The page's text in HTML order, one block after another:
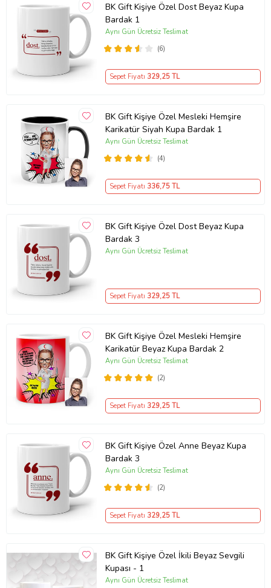
BK Gift Kişiye Özel Dost Beyaz Kupa
Bardak 1
(6)
Aynı Gün Ücretsiz Teslimat
Sepet Fiyatı 329,25 TL
BK Gift Kişiye Özel Mesleki Hemşire
Karikatür Siyah Kupa Bardak 1
(4)
Aynı Gün Ücretsiz Teslimat
Sepet Fiyatı 336,75 TL
BK Gift Kişiye Özel Dost Beyaz Kupa
Bardak 3
Aynı Gün Ücretsiz Teslimat
Sepet Fiyatı 329,25 TL
BK Gift Kişiye Özel Mesleki Hemşire
Karikatür Beyaz Kupa Bardak 2
(2)
Aynı Gün Ücretsiz Teslimat
Sepet Fiyatı 329,25 TL
BK Gift Kişiye Özel Anne Beyaz Kupa
Bardak 3
(2)
Aynı Gün Ücretsiz Teslimat
Sepet Fiyatı 329,25 TL
BK Gift Kişiye Özel İkili Beyaz Sevgili
Kupası - 1
Aynı Gün Ücretsiz Teslimat